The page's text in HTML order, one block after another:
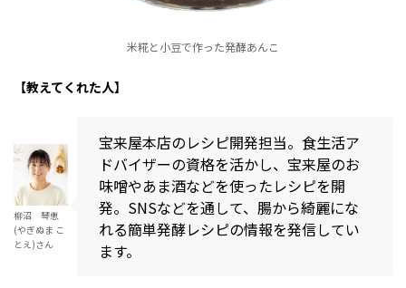
米糀と小豆で作った発酵あんこ
【教えてくれた人】
柳沼 琴恵
(やぎぬま こ
とえ)さん
宝来屋本店のレシピ開発担当。食生活ア
ドバイザーの資格を活かし、宝来屋のお
味噌やあま酒などを使ったレシピを開
発。SNSなどを通して、腸から綺麗にな
れる簡単発酵レシピの情報を発信してい
ます。